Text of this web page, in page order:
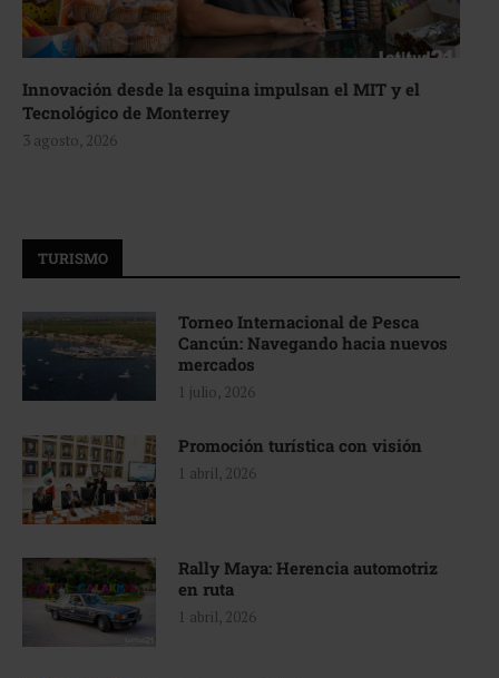
Innovación desde la esquina impulsan el MIT y el
Tecnológico de Monterrey
3 agosto, 2026
TURISMO
Torneo Internacional de Pesca
Cancún: Navegando hacia nuevos
mercados
1 julio, 2026
Promoción turística con visión
1 abril, 2026
Rally Maya: Herencia automotriz
en ruta
1 abril, 2026